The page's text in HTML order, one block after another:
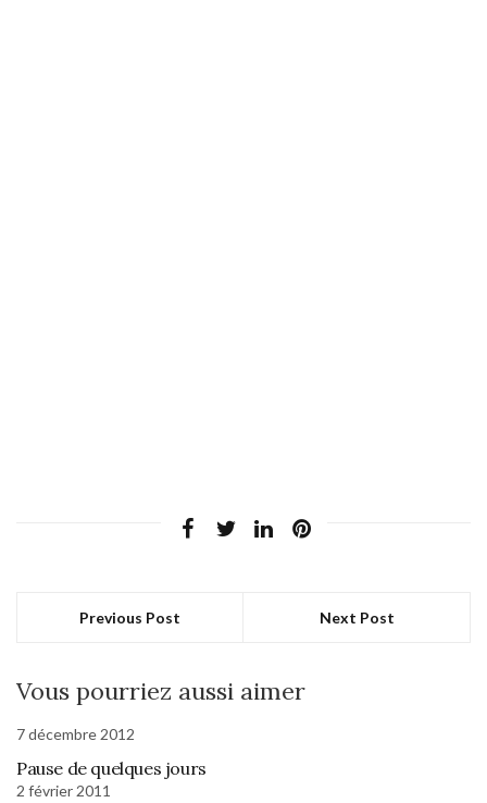
Previous Post Next Post
Vous pourriez aussi aimer
7 décembre 2012
Pause de quelques jours
2 février 2011